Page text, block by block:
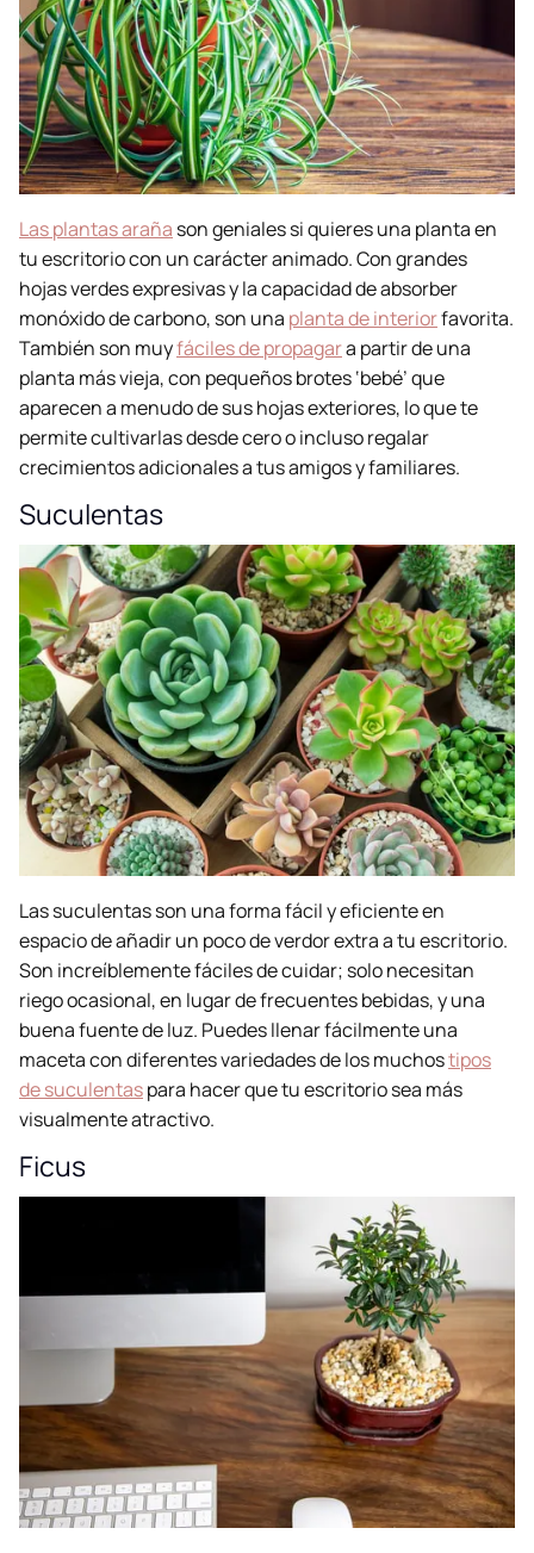
Las plantas araña son geniales si quieres una planta en
tu escritorio con un carácter animado. Con grandes
hojas verdes expresivas y la capacidad de absorber
monóxido de carbono, son una planta de interiorfavorita.
También son muyfáciles de propagara partir de una
planta más vieja, con pequeños brotes ‘bebé’ que
aparecen a menudo de sus hojas exteriores, lo que te
permite cultivarlas desde cero o incluso regalar
crecimientos adicionales a tus amigos y familiares.
Suculentas
Las suculentas son una forma fácil y eficiente en
espacio de añadir un poco de verdor extra a tu escritorio.
Son increíblemente fáciles de cuidar; solo necesitan
riego ocasional, en lugar de frecuentes bebidas, y una
buena fuente de luz. Puedes llenar fácilmente una
maceta con diferentes variedades de los muchostipos
de suculentaspara hacer que tu escritorio sea más
visualmente atractivo.
Ficus